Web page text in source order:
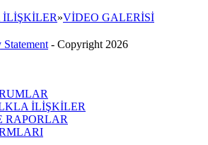
»VİDEO GALERİSİ
Statement - Copyright 2026
İLİŞKİLER
RAPORLAR